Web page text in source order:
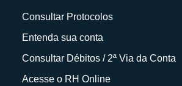
Consultar Protocolos
Entenda sua conta
Consultar Débitos / 2ª Via da Conta
Acesse o RH Online